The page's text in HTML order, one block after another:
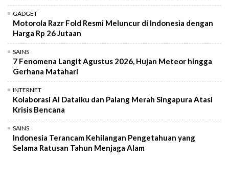
GADGET
Motorola Razr Fold Resmi Meluncur di Indonesia dengan
Harga Rp 26 Jutaan
SAINS
7 Fenomena Langit Agustus 2026, Hujan Meteor hingga
Gerhana Matahari
INTERNET
Kolaborasi AI Dataiku dan Palang Merah Singapura Atasi
Krisis Bencana
SAINS
Indonesia Terancam Kehilangan Pengetahuan yang
Selama Ratusan Tahun Menjaga Alam